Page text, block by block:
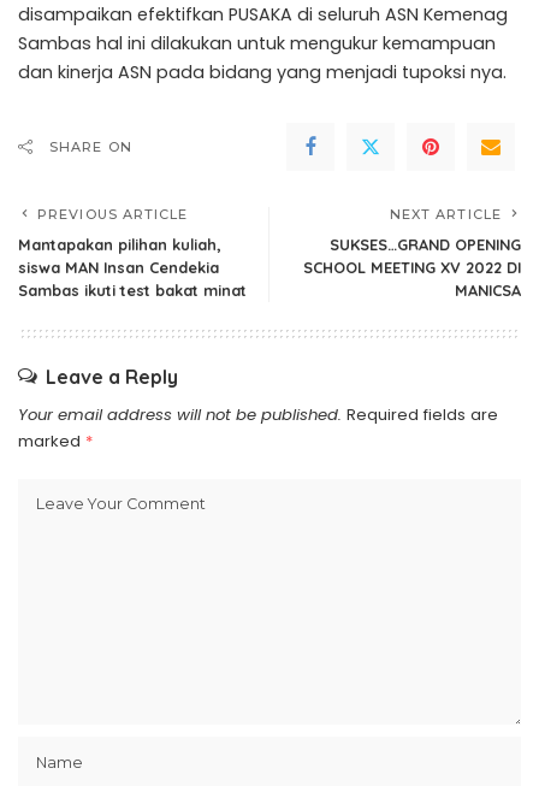
disampaikan efektifkan PUSAKA di seluruh ASN Kemenag
Sambas hal ini dilakukan untuk mengukur kemampuan
dan kinerja ASN pada bidang yang menjadi tupoksi nya.
SHARE ON
PREVIOUS ARTICLE
Mantapakan pilihan kuliah,
siswa MAN Insan Cendekia
Sambas ikuti test bakat minat
NEXT ARTICLE
SUKSES…GRAND OPENING
SCHOOL MEETING XV 2022 DI
MANICSA
Leave a Reply
Your email address will not be published. Required fields are
marked *